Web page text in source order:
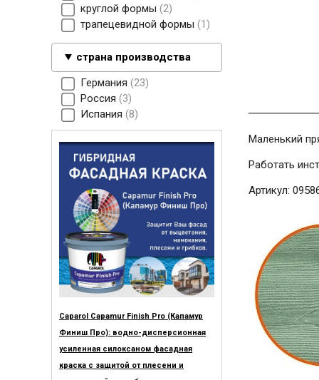
круглой формы 2
трапецевидной формы
1
страна производства
Германия 23
Россия
3
Испания 8
Caparol Capamur Finish Pro (Капамур
Финиш Про): водно-дисперсионная
усиленная силоксаном фасадная
краска с защитой от плесени и
Маленький
Работать
Артикул: